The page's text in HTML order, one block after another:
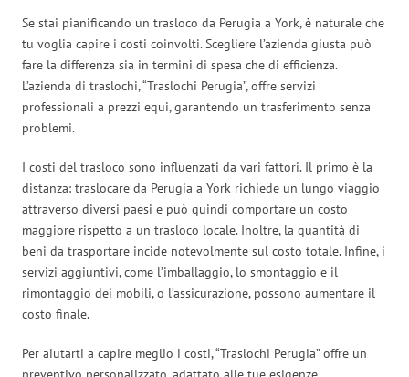
Se stai pianificando un trasloco da Perugia a York, è naturale che
tu voglia capire i costi coinvolti. Scegliere l’azienda giusta può
fare la differenza sia in termini di spesa che di efficienza.
L’azienda di traslochi, “Traslochi Perugia”, offre servizi
professionali a prezzi equi, garantendo un trasferimento senza
problemi.
I costi del trasloco sono influenzati da vari fattori. Il primo è la
distanza: traslocare da Perugia a York richiede un lungo viaggio
attraverso diversi paesi e può quindi comportare un costo
maggiore rispetto a un trasloco locale. Inoltre, la quantità di
beni da trasportare incide notevolmente sul costo totale. Infine, i
servizi aggiuntivi, come l’imballaggio, lo smontaggio e il
rimontaggio dei mobili, o l’assicurazione, possono aumentare il
costo finale.
Per aiutarti a capire meglio i costi, “Traslochi Perugia” offre un